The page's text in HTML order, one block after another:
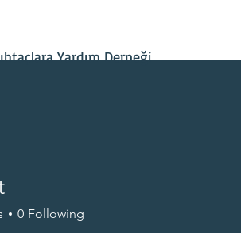
Yardım Derneği
0 Following